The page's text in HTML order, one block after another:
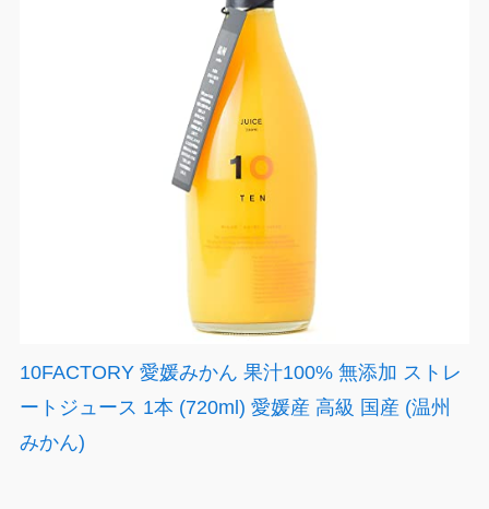
10FACTORY 愛媛みかん 果汁100% 無添加 ストレ
ートジュース 1本 (720ml) 愛媛産 高級 国産 (温州
みかん)